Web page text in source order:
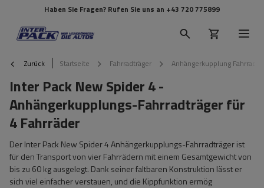
Haben Sie Fragen? Rufen Sie uns an +43 720 775899
Zurück Startseite Fahrradträger Anhängerkupplung
Inter Pack New Spider 4 -
Anhängerkupplungs-Fahrradträger für
4 Fahrräder
Der Inter Pack New Spider 4 Anhängerkupplungs-Fahrradträger ist
für den Transport von vier Fahrrädern mit einem Gesamtgewicht von
bis zu 60 kg ausgelegt. Dank seiner faltbaren Konstruktion lässt er
sich viel einfacher verstauen, und die Kippfunktion ermög